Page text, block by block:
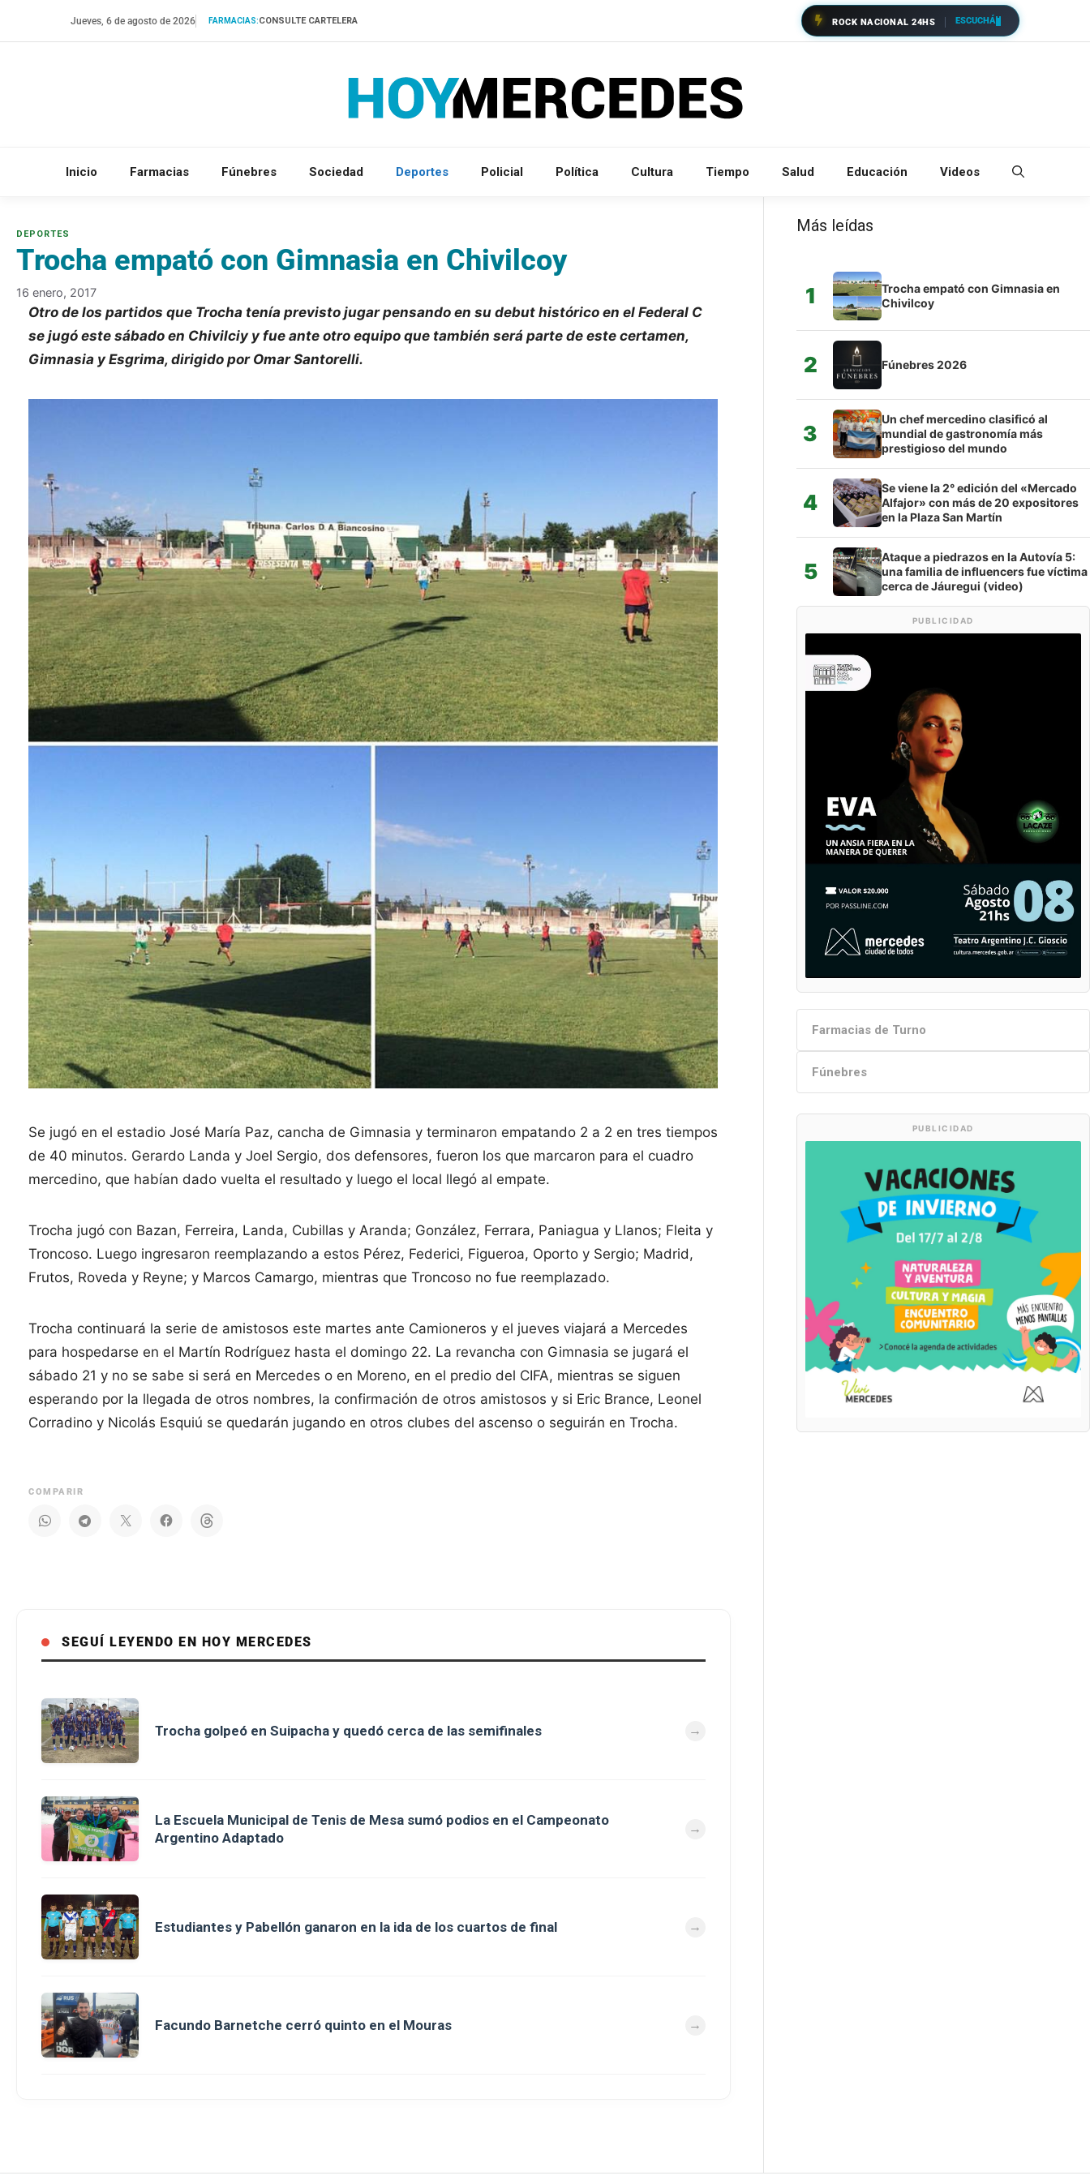
Jueves, 6 de agosto de 2026 FARMACIAS:CONSULTE CARTELERA ROCK NACIONAL 24HS ESCUCHÁ
Inicio Farmacias Fúnebres Sociedad Deportes Policial Política Cultura Tiempo Salud Educación Videos
Trocha empató con Gimnasia en Chivilcoy
16 enero, 2017
Otro de los partidos que Trocha tenía previsto jugar pensando en su debut histórico en el Federal C
se jugó este sábado en Chivilciy y fue ante otro equipo que también será parte de este certamen,
Gimnasia y Esgrima, dirigido por Omar Santorelli.
Se jugó en el estadio José María Paz, cancha de Gimnasia y terminaron empatando 2 a 2 en tres tiempos
de 40 minutos. Gerardo Landa y Joel Sergio, dos defensores, fueron los que marcaron para el cuadro
mercedino, que habían dado vuelta el resultado y luego el local llegó al empate.
Trocha jugó con Bazan, Ferreira, Landa, Cubillas y Aranda; González, Ferrara, Paniagua y Llanos; Fleita y
Troncoso. Luego ingresaron reemplazando a estos Pérez, Federici, Figueroa, Oporto y Sergio; Madrid,
Frutos, Roveda y Reyne; y Marcos Camargo, mientras que Troncoso no fue reemplazado.
Trocha continuará la serie de amistosos este martes ante Camioneros y el jueves viajará a Mercedes
para hospedarse en el Martín Rodríguez hasta el domingo 22. La revancha con Gimnasia se jugará el
sábado 21 y no se sabe si será en Mercedes o en Moreno, en el predio del CIFA, mientras se siguen
esperando por la llegada de otros nombres, la confirmación de otros amistosos y si Eric Brance, Leonel
Corradino y Nicolás Esquiú se quedarán jugando en otros clubes del ascenso o seguirán en Trocha.
COMPARIR
SEGUÍ LEYENDO EN HOY MERCEDES
Trocha golpeó en Suipacha y quedó cerca de las semifinales
La Escuela Municipal de Tenis de Mesa sumó podios en el Campeonato
Argentino Adaptado
Estudiantes y Pabellón ganaron en la ida de los cuartos de final
Facundo Barnetche cerró quinto en el Mouras
Más leídas
1
Trocha empató con Gimnasia en
Chivilcoy
2 Fúnebres 2026
3
Un chef mercedino clasificó al
mundial de gastronomía más
prestigioso del mundo
4
Se viene la 2° edición del «Mercado
Alfajor» con más de 20 expositores
en la Plaza San Martín
5
Ataque a piedrazos en la Autovía 5:
una familia de influencers fue víctima
cerca de Jáuregui (video)
PUBLICIDAD
Farmacias de Turno
Fúnebres
PUBLICIDAD